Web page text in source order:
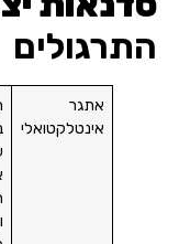
התרגולים
אתגר
אינטלקטואלי